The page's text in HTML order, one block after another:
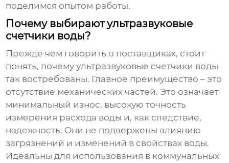
поделимся опытом работы.
Почему выбирают ультразвуковые
счетчики воды?
Прежде чем говорить о поставщиках, стоит
понять, почему ультразвуковые счетчики воды
так востребованы. Главное преимущество – это
отсутствие механических частей. Это означает
минимальный износ, высокую точность
измерения расхода воды и, как следствие,
надежность. Они не подвержены влиянию
загрязнений и изменений в свойствах воды.
Идеальны для использования в коммунальных